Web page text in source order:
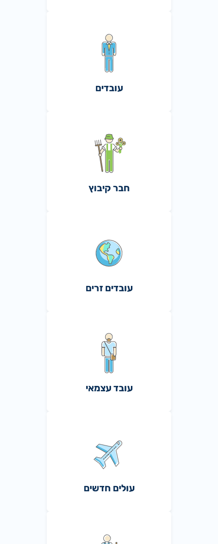
עובדים
חבר קיבוץ
עובדים זרים
עובד עצמאי
עולים חדשים